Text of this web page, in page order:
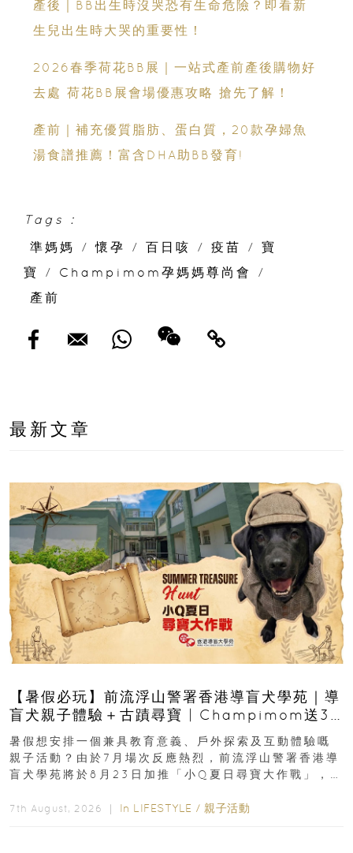
產後｜BB出生時沒哭恐有生命危險？即看新
生兒出生時大哭的重要性！
2026春季荷花BB展｜一站式產前產後購物好
去處 荷花BB展會場優惠攻略 搶先了解！
產前｜補充優質脂肪、蛋白質，20款孕婦魚
湯食譜推薦！富含DHA助BB發育!
Tags :
準媽媽
/ 懷孕 / 百日咳 / 疫苗 /
寶
寶
/ Champimom孕媽媽尊尚會
/
產前
最新文章
【暑假必玩】前流浮山警署香港導盲犬學苑｜導
盲犬親子體驗＋古蹟尋寶 | Champimom送3
組免費名額
暑假想安排一個兼具教育意義、戶外探索及互動體驗嘅
親子活動？由於7月場次反應熱烈，前流浮山警署香港導
盲犬學苑將於8月23日加推「小Q夏日尋寶大作戰」，家
7th August, 2026 ｜ In LIFESTYLE / 親子活動